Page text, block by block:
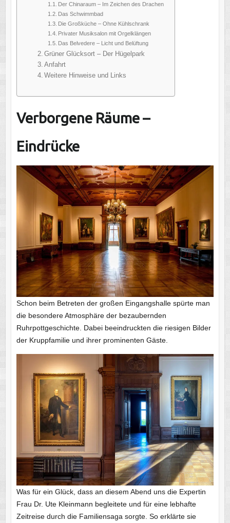
Der Chinaraum – Im Zeichen des Drachen
Das Schwimmbad
Die Großküche – Ohne Kühlschrank
Privater Musiksalon mit Orgelklängen
Das Belvedere – Licht und Belüftung
Grüner Glücksort – Der Hügelpark
Anfahrt
Weitere Hinweise und Links
Verborgene Räume –
Eindrücke
Schon beim Betreten der großen Eingangshalle spürte man
die besondere Atmosphäre der bezaubernden
Ruhrpottgeschichte. Dabei beeindruckten die riesigen Bilder
der Kruppfamilie und ihrer prominenten Gäste.
Was für ein Glück, dass an diesem Abend uns die Expertin
Frau Dr. Ute Kleinmann begleitete und für eine lebhafte
Zeitreise durch die Familiensaga sorgte. So erklärte sie